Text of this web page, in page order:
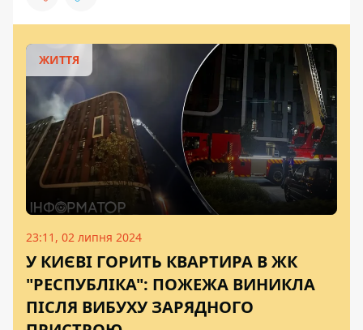
ЖИТТЯ
23:11, 02 липня 2024
У КИЄВІ ГОРИТЬ КВАРТИРА В ЖК
"РЕСПУБЛІКА": ПОЖЕЖА ВИНИКЛА
ПІСЛЯ ВИБУХУ ЗАРЯДНОГО